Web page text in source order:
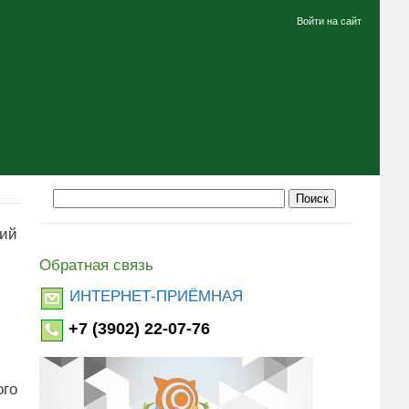
Войти на сайт
Обратная связь
ИНТЕРНЕТ-ПРИЁМНАЯ
+7 (3902) 22-07-76